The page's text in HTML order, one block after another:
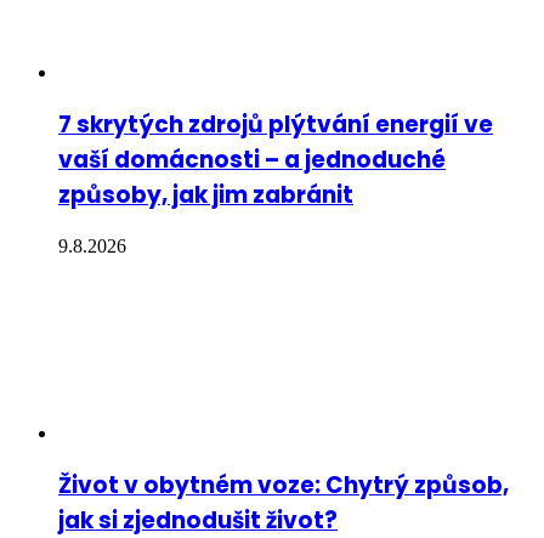
7 skrytých zdrojů plýtvání energií ve
vaší domácnosti – a jednoduché
způsoby, jak jim zabránit
9.8.2026
Život v obytném voze: Chytrý způsob,
jak si zjednodušit život?